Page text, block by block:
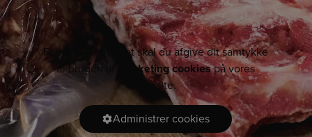
For at se indholdet skal du afgive dit samtykke
til brugen af
marketing cookiespå vores
website.
Administrer cookies